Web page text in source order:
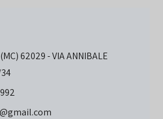
62029 - VIA ANNIBALE